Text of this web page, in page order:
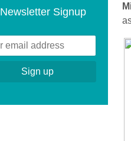
Newsletter Signup